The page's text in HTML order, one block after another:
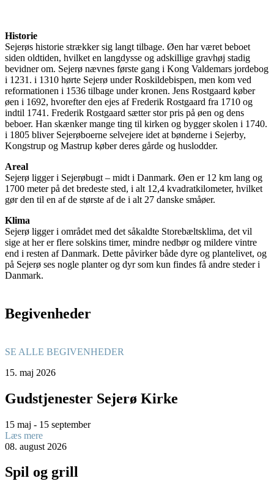
Historie
Sejerøs historie strækker sig langt tilbage. Øen har været beboet
siden oldtiden, hvilket en langdysse og adskillige gravhøj stadig
bevidner om. Sejerø nævnes første gang i Kong Valdemars jordebog
i 1231. i 1310 hørte Sejerø under Roskildebispen, men kom ved
reformationen i 1536 tilbage under kronen. Jens Rostgaard køber
øen i 1692, hvorefter den ejes af Frederik Rostgaard fra 1710 og
indtil 1741. Frederik Rostgaard sætter stor pris på øen og dens
beboer. Han skænker mange ting til kirken og bygger skolen i 1740.
i 1805 bliver Sejerøboerne selvejere idet at bønderne i Sejerby,
Kongstrup og Mastrup køber deres gårde og huslodder.
Areal
Sejerø ligger i Sejerøbugt – midt i Danmark. Øen er 12 km lang og
1700 meter på det bredeste sted, i alt 12,4 kvadratkilometer, hvilket
gør den til en af de største af de i alt 27 danske småøer.
Klima
Sejerø ligger i området med det såkaldte Storebæltsklima, det vil
sige at her er flere solskins timer, mindre nedbør og mildere vintre
end i resten af Danmark. Dette påvirker både dyre og plantelivet, og
på Sejerø ses nogle planter og dyr som kun findes få andre steder i
Danmark.
Begivenheder
SE ALLE BEGIVENHEDER
15. maj 2026
Gudstjenester Sejerø Kirke
15 maj - 15 september
Læs mere
08. august 2026
Spil og grill